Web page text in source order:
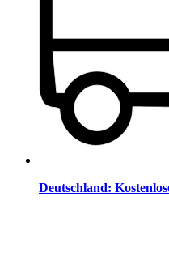
Deutschland: